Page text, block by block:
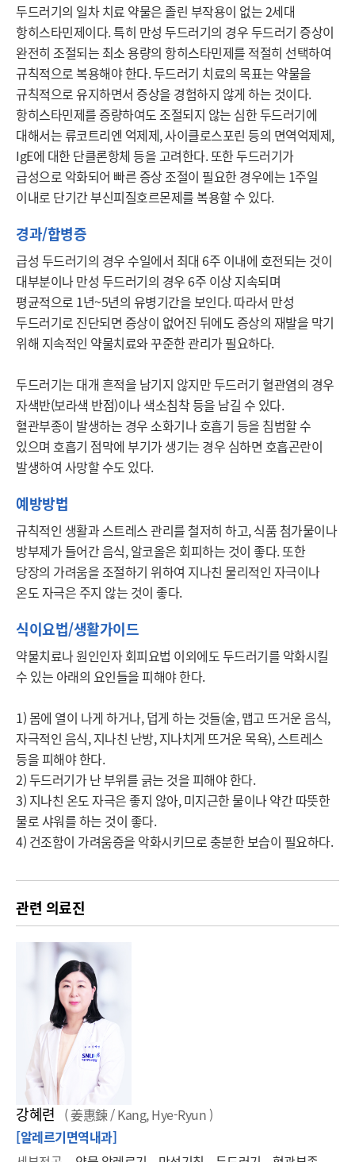
두드러기의 일차 치료 약물은 졸린 부작용이 없는 2세대
항히스타민제이다. 특히 만성 두드러기의 경우 두드러기 증상이
완전히 조절되는 최소 용량의 항히스타민제를 적절히 선택하여
규칙적으로 복용해야 한다. 두드러기 치료의 목표는 약물을
규칙적으로 유지하면서 증상을 경험하지 않게 하는 것이다.
항히스타민제를 증량하여도 조절되지 않는 심한 두드러기에
대해서는 류코트리엔 억제제, 사이클로스포린 등의 면역억제제,
IgE에 대한 단클론항체 등을 고려한다. 또한 두드러기가
급성으로 악화되어 빠른 증상 조절이 필요한 경우에는 1주일
이내로 단기간 부신피질호르몬제를 복용할 수 있다.
경과/합병증
급성 두드러기의 경우 수일에서 최대 6주 이내에 호전되는 것이
대부분이나 만성 두드러기의 경우 6주 이상 지속되며
평균적으로 1년~5년의 유병기간을 보인다. 따라서 만성
두드러기로 진단되면 증상이 없어진 뒤에도 증상의 재발을 막기
위해 지속적인 약물치료와 꾸준한 관리가 필요하다.
두드러기는 대개 흔적을 남기지 않지만 두드러기 혈관염의 경우
자색반(보라색 반점)이나 색소침착 등을 남길 수 있다.
혈관부종이 발생하는 경우 소화기나 호흡기 등을 침범할 수
있으며 호흡기 점막에 부기가 생기는 경우 심하면 호흡곤란이
발생하여 사망할 수도 있다.
예방방법
규칙적인 생활과 스트레스 관리를 철저히 하고, 식품 첨가물이나
방부제가 들어간 음식, 알코올은 회피하는 것이 좋다. 또한
당장의 가려움을 조절하기 위하여 지나친 물리적인 자극이나
온도 자극은 주지 않는 것이 좋다.
식이요법/생활가이드
약물치료나 원인인자 회피요법 이외에도 두드러기를 악화시킬
수 있는 아래의 요인들을 피해야 한다.
1) 몸에 열이 나게 하거나, 덥게 하는 것들(술, 맵고 뜨거운 음식,
자극적인 음식, 지나친 난방, 지나치게 뜨거운 목욕), 스트레스
등을 피해야 한다.
2) 두드러기가 난 부위를 긁는 것을 피해야 한다.
3) 지나친 온도 자극은 좋지 않아, 미지근한 물이나 약간 따뜻한
물로 샤워를 하는 것이 좋다.
4) 건조함이 가려움증을 악화시키므로 충분한 보습이 필요하다.
관련 의료진
강혜련 ( 姜惠鍊 / Kang, Hye-Ryun )
[알레르기면역내과]